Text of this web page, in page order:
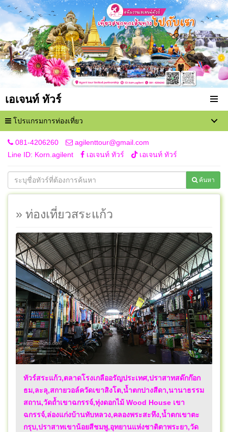
เอเจนท์ ทัวร์
โปรแกรมการท่องเที่ยว
081-4206260
agilenttour@gmail.com
Line ID: Korn.agilent
เอเจนท์ ทัวร์ เอเจนท์ ทัวร์
ค้นหา
» ท่องเที่ยวสระแก้ว
ทัวร์สระแก้ว,ตลาดโรงเกลืออรัญประเทศ,ปราสาทสด๊กก๊อก
ธม,ละลุ,สกายวอล์ควัดเขาสิงโต,น้ำตกปางสีดา,นานาธรรม
สถาน,วัดถ้ำเขาฉกรรจ์,ทุ่งดอกไม้ Wood House เขา
ฉกรรจ์,ล่องแก่งบ้านทับหลวง,คลองพระสะทึง,น้ำตกเขาตะ
กรุบ,ปราสาทเขาน้อยสีชมพู,อุทยานแห่งชาติตาพระยา,วัด